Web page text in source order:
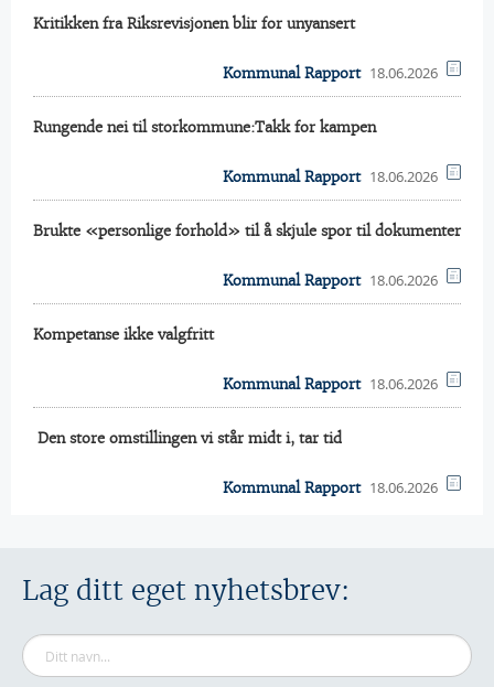
Kritikken fra Riksrevisjonen blir for unyansert
Kommunal Rapport 18.06.2026
Rungende nei til storkommune:Takk for kampen
Kommunal Rapport 18.06.2026
Brukte «personlige forhold» til å skjule spor til dokumenter
Kommunal Rapport 18.06.2026
Kompetanse ikke valgfritt
Kommunal Rapport 18.06.2026
 Den store omstillingen vi står midt i, tar tid
Kommunal Rapport 18.06.2026
Lag ditt eget nyhetsbrev: